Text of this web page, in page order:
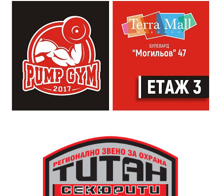
от професионалното им ниво. Събитието е различно
– то не е концерт, а споделено преживяване, в което
всеки участва по свой начин. Няма сцена или
официална програма, няма предварително обявени
изпълнители и разделение между публика и
артисти. Всеки е добре дошъл да пее, свири или
просто да преживее звездопад, изпълнен с музика,
падащи звезди и желания.
транспорт до местността Градище. Електрическият
автобус ще тръгне в 19:30 ч. от пл. „Възраждане“, а
обратно към града в 00:00 ч. – от паркинга до
поляната. Вземете със себе си връхна дреха и одеяло
или шалте! За повече информация тел. 0887907075.